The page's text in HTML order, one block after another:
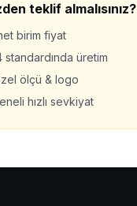
teklif almalısınız?
birim fiyat
standardında üretim
ölçü & logo
hızlı sevkiyat